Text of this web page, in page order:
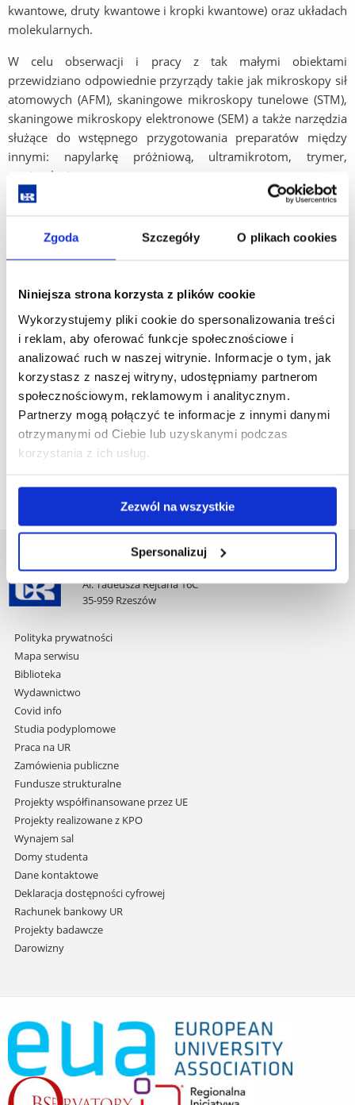
Zgoda Szczegóły O plikach cookies
Niniejsza strona korzysta z plików cookie
Wykorzystujemy pliki cookie do spersonalizowania treści
i reklam, aby oferować funkcje społecznościowe i
analizować ruch w naszej witrynie. Informacje o tym, jak
korzystasz z naszej witryny, udostępniamy partnerom
społecznościowym, reklamowym i analitycznym.
Partnerzy mogą połączyć te informacje z innymi danymi
otrzymanymi od Ciebie lub uzyskanymi podczas
korzystania z ich usług.
Zezwól na wszystkie
Spersonalizuj
kwantowe, druty kwantowe i kropki kwantowe) oraz układach
molekularnych.
W celu obserwacji i pracy z tak małymi obiektami
przewidziano odpowiednie przyrządy takie jak mikroskopy sił
atomowych (AFM), skaningowe mikroskopy tunelowe (STM),
skaningowe mikroskopy elektronowe (SEM) a także narzędzia
służące do wstępnego przygotowania preparatów między
innymi: napylarkę próżniową, ultramikrotom, trymer,
wycinarkę jonową.
Pracownia podzielona jest na dwie części.
W części pierwszej przeprowadzane są podstawowe zajęcia
z przygotowania badanych preparatów, oraz obsługi
kompaktowego mikroskopu SEM.
W drugiej części używane są bardziej zaawansowane wersje
przyrządów: AFM, STM, SEM, profilometr mechanicznych,
przyrządy do badań powierzchni jako kontynuacji oraz
uzupełnienia procesu kształcenia w zakresie Nanopreparatyki.
Pracownicy:
Osoba odpowiedzialna: d
Uniwersytet Rzeszowski
Al. Tadeusza Rejtana 16C
35-959 Rzeszów
Pomiń
nawigację
i
przejdź
do
treści
Polityka prywatności
Mapa serwisu
Biblioteka
Wydawnictwo
Covid info
Studia podyplomowe
Praca na UR
Zamówienia publiczne
Fundusze strukturalne
Projekty współfinansowane przez UE
Projekty realizowane z KPO
Wynajem sal
Domy studenta
Dane kontaktowe
Deklaracja dostępności cyfrowej
Rachunek bankowy UR
Projekty badawcze
Darowizny